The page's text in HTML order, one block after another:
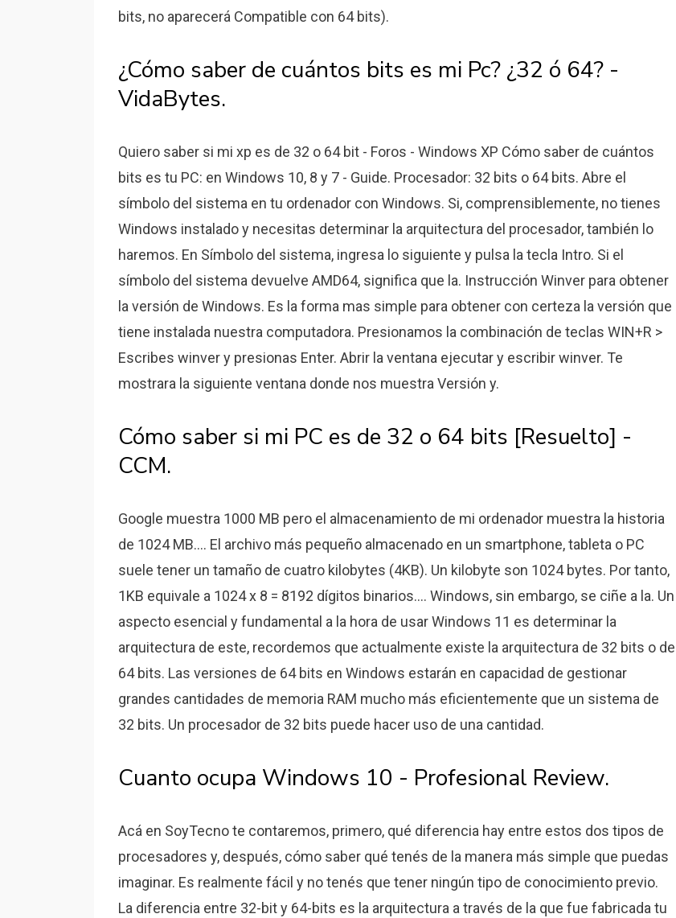
bits, no aparecerá Compatible con 64 bits).
¿Cómo saber de cuántos bits es mi Pc? ¿32 ó 64? -
VidaBytes.
Quiero saber si mi xp es de 32 o 64 bit - Foros - Windows XP Cómo saber de cuántos
bits es tu PC: en Windows 10, 8 y 7 - Guide. Procesador: 32 bits o 64 bits. Abre el
símbolo del sistema en tu ordenador con Windows. Si, comprensiblemente, no tienes
Windows instalado y necesitas determinar la arquitectura del procesador, también lo
haremos. En Símbolo del sistema, ingresa lo siguiente y pulsa la tecla Intro. Si el
símbolo del sistema devuelve AMD64, significa que la. Instrucción Winver para obtener
la versión de Windows. Es la forma mas simple para obtener con certeza la versión que
tiene instalada nuestra computadora. Presionamos la combinación de teclas WIN+R >
Escribes winver y presionas Enter. Abrir la ventana ejecutar y escribir winver. Te
mostrara la siguiente ventana donde nos muestra Versión y.
Cómo saber si mi PC es de 32 o 64 bits [Resuelto] -
CCM.
Google muestra 1000 MB pero el almacenamiento de mi ordenador muestra la historia
de 1024 MB.... El archivo más pequeño almacenado en un smartphone, tableta o PC
suele tener un tamaño de cuatro kilobytes (4KB). Un kilobyte son 1024 bytes. Por tanto,
1KB equivale a 1024 x 8 = 8192 dígitos binarios.... Windows, sin embargo, se ciñe a la. Un
aspecto esencial y fundamental a la hora de usar Windows 11 es determinar la
arquitectura de este, recordemos que actualmente existe la arquitectura de 32 bits o de
64 bits. Las versiones de 64 bits en Windows estarán en capacidad de gestionar
grandes cantidades de memoria RAM mucho más eficientemente que un sistema de
32 bits. Un procesador de 32 bits puede hacer uso de una cantidad.
Cuanto ocupa Windows 10 - Profesional Review.
Acá en SoyTecno te contaremos, primero, qué diferencia hay entre estos dos tipos de
procesadores y, después, cómo saber qué tenés de la manera más simple que puedas
imaginar. Es realmente fácil y no tenés que tener ningún tipo de conocimiento previo.
La diferencia entre 32-bit y 64-bits es la arquitectura a través de la que fue fabricada tu